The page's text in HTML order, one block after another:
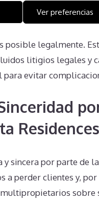
Ver preferencias
legalmente.
litigios legales y
evitar
Residences
sincera por parte de
a perder clientes y, por
sobre